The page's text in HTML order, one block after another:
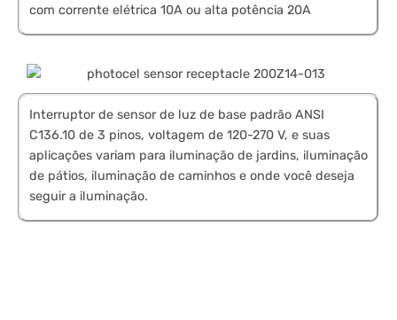
com corrente elétrica 10A ou alta potência 20A
Interruptor de sensor de luz de base padrão ANSI
C136.10 de 3 pinos, voltagem de 120-270 V, e suas
aplicações variam para iluminação de jardins, iluminação
de pátios, iluminação de caminhos e onde você deseja
seguir a iluminação.